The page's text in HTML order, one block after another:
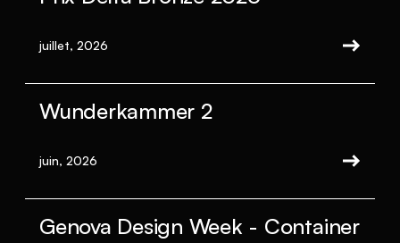
juillet, 2026
Wunderkammer 2
juin, 2026
Genova Design Week - Container